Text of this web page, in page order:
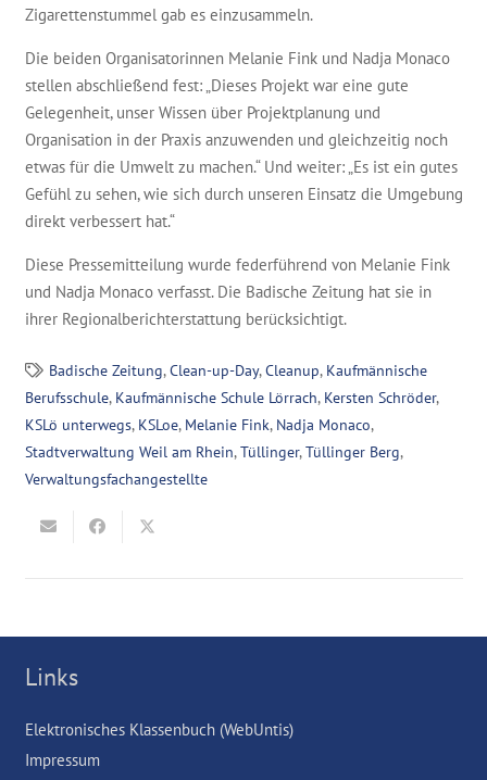
Zigarettenstummel gab es einzusammeln.
Die beiden Organisatorinnen Melanie Fink und Nadja Monaco
stellen abschließend fest: „Dieses Projekt war eine gute
Gelegenheit, unser Wissen über Projektplanung und
Organisation in der Praxis anzuwenden und gleichzeitig noch
etwas für die Umwelt zu machen.“ Und weiter: „Es ist ein gutes
Gefühl zu sehen, wie sich durch unseren Einsatz die Umgebung
direkt verbessert hat.“
Diese Pressemitteilung wurde federführend von Melanie Fink
und Nadja Monaco verfasst. Die Badische Zeitung hat sie in
ihrer Regionalberichterstattung berücksichtigt.
Badische Zeitung,Clean-up-Day,Cleanup, Kaufmännische
Berufsschule, Kaufmännische Schule Lörrach, Kersten Schröder,
KSLö unterwegs, KSLoe, Melanie Fink, Nadja Monaco,
Stadtverwaltung Weil am Rhein,Tüllinger,Tüllinger Berg,
Verwaltungsfachangestellte
Links
Elektronisches Klassenbuch (WebUntis)
Impressum